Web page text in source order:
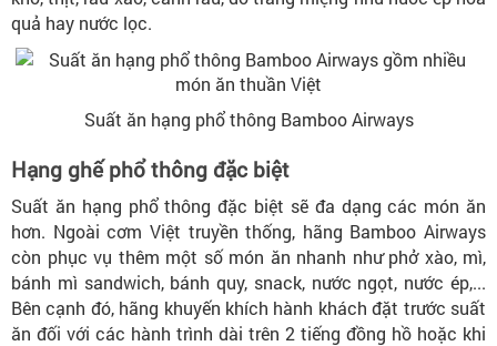
quả hay nước lọc.
Suất ăn hạng phổ thông Bamboo Airways
Hạng ghế phổ thông đặc biệt
Suất ăn hạng phổ thông đặc biệt sẽ đa dạng các món ăn
hơn. Ngoài cơm Việt truyền thống, hãng Bamboo Airways
còn phục vụ thêm một số món ăn nhanh như phở xào, mì,
bánh mì sandwich, bánh quy, snack, nước ngọt, nước ép,...
Bên cạnh đó, hãng khuyến khích hành khách đặt trước suất
ăn đối với các hành trình dài trên 2 tiếng đồng hồ hoặc khi